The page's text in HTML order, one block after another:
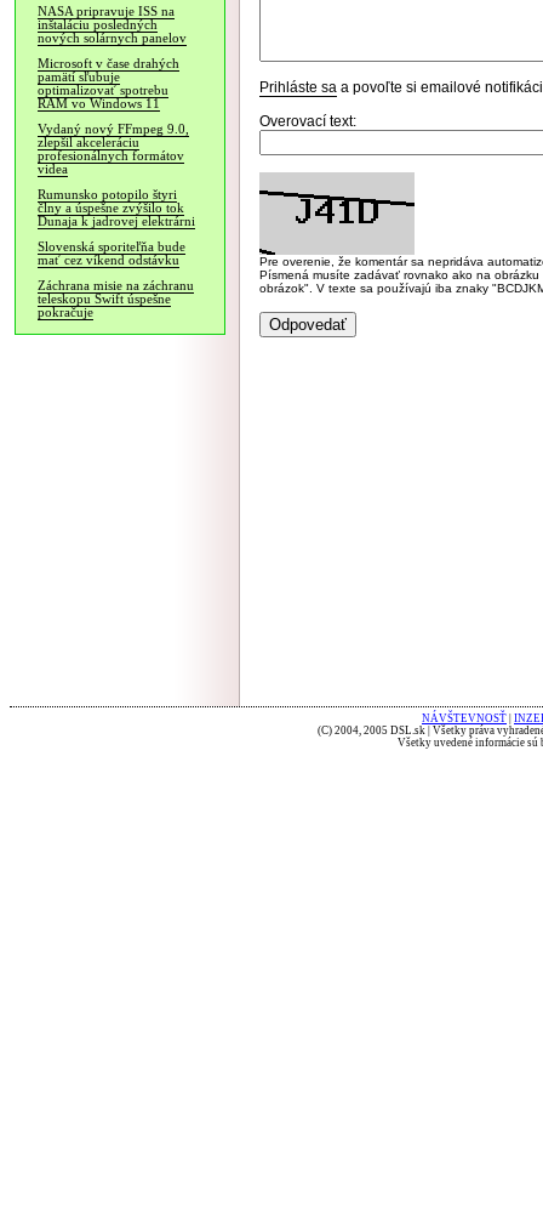
NASA pripravuje ISS na
inštaláciu posledných
nových solárnych panelov
Microsoft v čase drahých
pamätí sľubuje
optimalizovať spotrebu
RAM vo Windows 11
Vydaný nový FFmpeg 9.0,
zlepšil akceleráciu
profesionálnych formátov
videa
Rumunsko potopilo štyri
člny a úspešne zvýšilo tok
Dunaja k jadrovej elektrárni
Slovenská sporiteľňa bude
mať cez víkend odstávku
Záchrana misie na záchranu
teleskopu Swift úspešne
pokračuje
Prihláste sa a povoľte si emailové
Overovací text:
Pre overenie, že komentár sa nepridáva
Písmená musíte zadávať rovnako ako na
obrázok". V texte sa používajú iba znaky
NÁVŠTEVNOSŤ
(C) 2004, 2005 DSL.sk | Všetky práva
Všetky uvedené informácie sú